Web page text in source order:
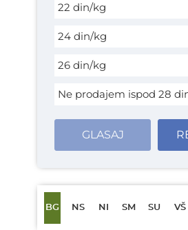
22 din/kg
24 din/kg
26 din/kg
Ne prodajem ispod 28
GLASAJ
BG NS NI SM SU VŠ